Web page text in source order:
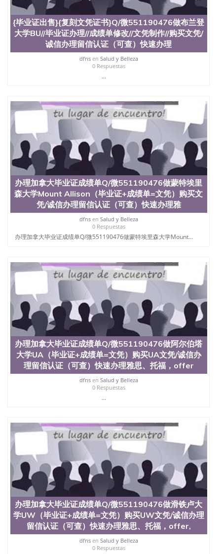
{毕业证出售}{复刻文凭证书}Q/微551190476做布兰登
大学BU//毕业证办理//成绩单修改//文凭制作//购买文凭/
诚信办理留信认证（可查）快速办理
dfnsen Salud y Belleza
0 Respuestas
...
办理加拿大毕业证成绩单Q/微551190476做蒙特埃里
森大学Mount Allison（毕业证+成绩单=文凭）购买文
凭/诚信办理留信认证（可查）快速办理雅
dfnsen Salud y Belleza
0 Respuestas
办理加拿大毕业证成绩单Q/微551190476做蒙特埃里森大学Mount...
办理加拿大毕业证成绩单Q/微551190476做阿尔伯塔
大学UA（毕业证+成绩单=文凭）购买UA文凭/诚信办
理留信认证（可查）快速办理雅思、托福，offer
dfnsen Salud y Belleza
0 Respuestas
...
办理加拿大毕业证成绩单Q/微551190476做滑铁卢大
学UW（毕业证+成绩单=文凭）购买UW文凭/诚信办理
留信认证（可查）快速办理雅思、托福，offer,
dfnsen Salud y Belleza
0 Respuestas